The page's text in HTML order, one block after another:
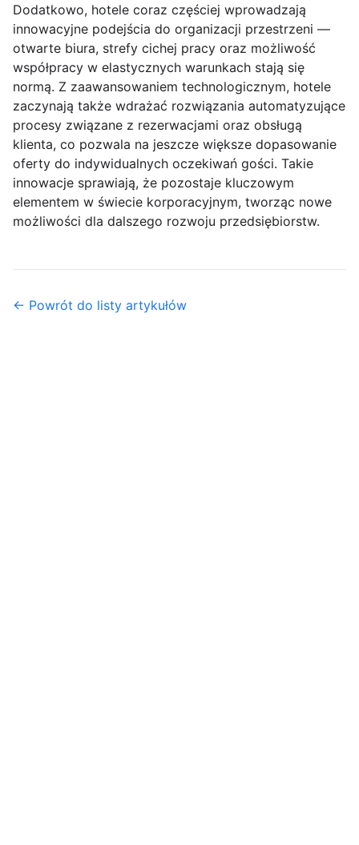
Dodatkowo, hotele coraz częściej wprowadzają
innowacyjne podejścia do organizacji przestrzeni —
otwarte biura, strefy cichej pracy oraz możliwość
współpracy w elastycznych warunkach stają się
normą. Z zaawansowaniem technologicznym, hotele
zaczynają także wdrażać rozwiązania automatyzujące
procesy związane z rezerwacjami oraz obsługą
klienta, co pozwala na jeszcze większe dopasowanie
oferty do indywidualnych oczekiwań gości. Takie
innowacje sprawiają, że pozostaje kluczowym
elementem w świecie korporacyjnym, tworząc nowe
możliwości dla dalszego rozwoju przedsiębiorstw.
← Powrót do listy artykułów